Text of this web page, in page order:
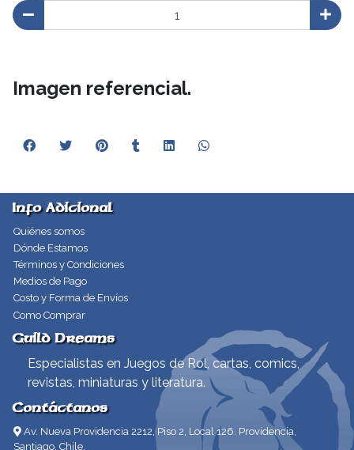
Imagen referencial.
Info Adicional
Quiénes somos
Dónde Estamos
Términos y Condiciones
Medios de Pago
Costo y Forma de Envíos
Como Comprar
Guild Dreams
Especialistas en Juegos de Rol, cartas, comics,
revistas, miniaturas y literatura.
Contáctanos
Av. Nueva Providencia 2212, Piso 2, Local 126. Providencia,
Santiago, Chile.